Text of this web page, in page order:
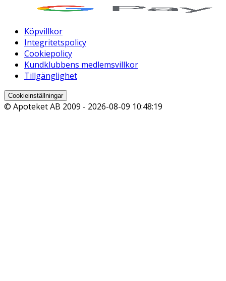
Köpvillkor
Integritetspolicy
Cookiepolicy
Kundklubbens medlemsvillkor
Tillgänglighet
Cookieinställningar
© Apoteket AB 2009 - 2026-08-09 10:48:19